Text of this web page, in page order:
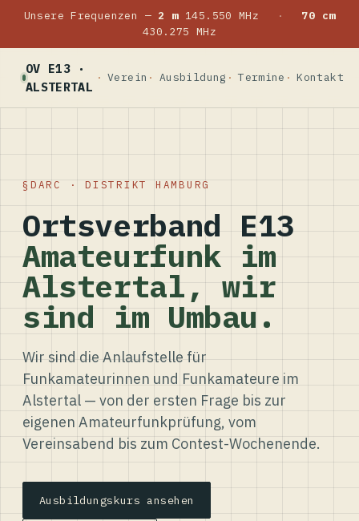
Unsere Frequenzen — 2 m145.550 MHz ·
70 cm
430.275 MHz
OV E13 ·
ALSTERTAL
Verein Ausbildung Termine Kontakt
DARC · DISTRIKT HAMBURG
Ortsverband E13
Amateurfunk im
Alstertal, wir
sind im Umbau.
Wir sind die Anlaufstelle für
Funkamateurinnen und Funkamateure im
Alstertal — von der ersten Frage bis zur
eigenen Amateurfunkprüfung, vom
Vereinsabend bis zum Contest-Wochenende.
Ausbildungskurs ansehen